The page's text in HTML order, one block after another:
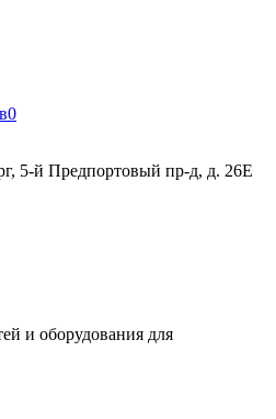
0
5-й Предпортовый пр-д, д. 26Е
и оборудования для